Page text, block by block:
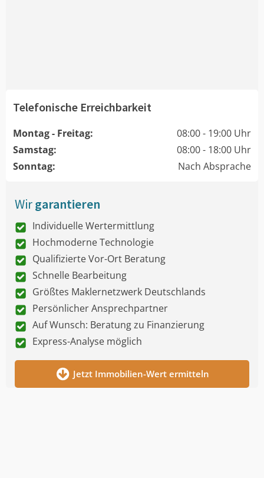
Telefonische Erreichbarkeit
Montag - Freitag:
08:00 - 19:00 Uhr
Samstag:
08:00 - 18:00 Uhr
Sonntag:
Nach Absprache
Wirgarantieren
Individuelle Wertermittlung
Hochmoderne Technologie
Qualifizierte Vor-Ort Beratung
Schnelle Bearbeitung
Größtes Maklernetzwerk Deutschlands
Persönlicher Ansprechpartner
Auf Wunsch: Beratung zu Finanzierung
Express-Analyse möglich
Jetzt Immobilien-Wert ermitteln